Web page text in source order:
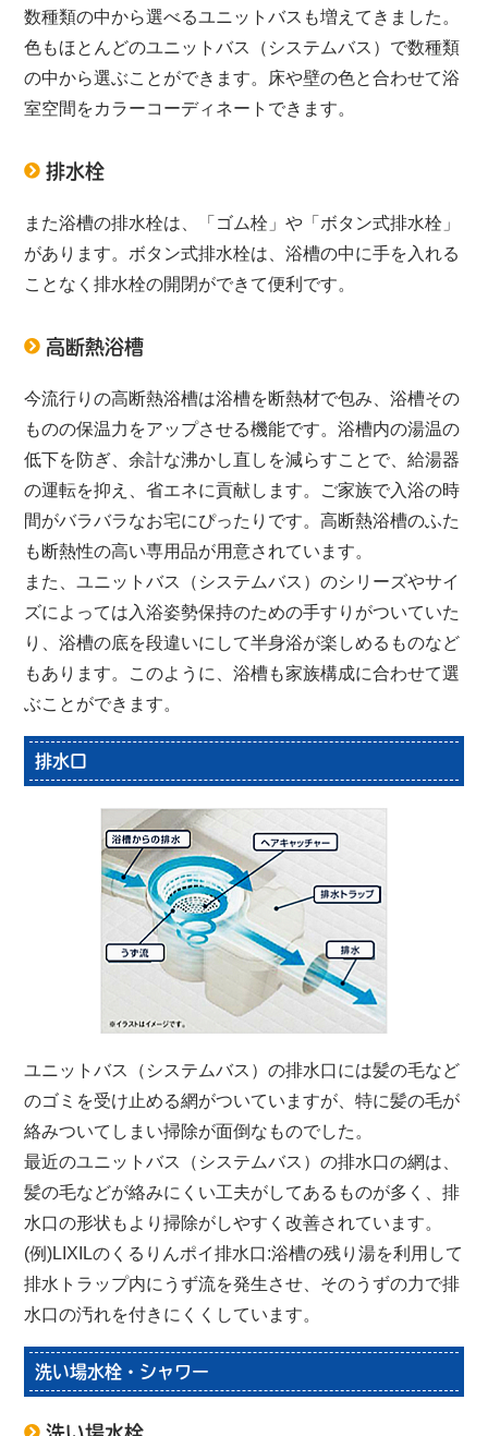
数種類の中から選べるユニットバスも増えてきました。
色もほとんどのユニットバス（システムバス）で数種類
の中から選ぶことができます。床や壁の色と合わせて浴
室空間をカラーコーディネートできます。
排水栓
また浴槽の排水栓は、「ゴム栓」や「ボタン式排水栓」
があります。ボタン式排水栓は、浴槽の中に手を入れる
ことなく排水栓の開閉ができて便利です。
高断熱浴槽
今流行りの高断熱浴槽は浴槽を断熱材で包み、浴槽その
ものの保温力をアップさせる機能です。浴槽内の湯温の
低下を防ぎ、余計な沸かし直しを減らすことで、給湯器
の運転を抑え、省エネに貢献します。ご家族で入浴の時
間がバラバラなお宅にぴったりです。高断熱浴槽のふた
も断熱性の高い専用品が用意されています。
また、ユニットバス（システムバス）のシリーズやサイ
ズによっては入浴姿勢保持のための手すりがついていた
り、浴槽の底を段違いにして半身浴が楽しめるものなど
もあります。このように、浴槽も家族構成に合わせて選
ぶことができます。
排水口
ユニットバス（システムバス）の排水口には髪の毛など
のゴミを受け止める網がついていますが、特に髪の毛が
絡みついてしまい掃除が面倒なものでした。
最近のユニットバス（システムバス）の排水口の網は、
髪の毛などが絡みにくい工夫がしてあるものが多く、排
水口の形状もより掃除がしやすく改善されています。
(例)LIXILのくるりんポイ排水口:浴槽の残り湯を利用して
排水トラップ内にうず流を発生させ、そのうずの力で排
水口の汚れを付きにくくしています。
洗い場水栓・シャワー